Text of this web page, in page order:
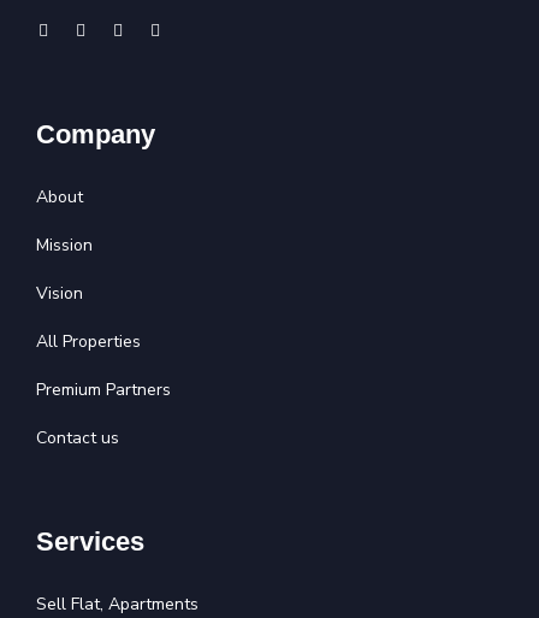
Company
About
Mission
Vision
All Properties
Premium Partners
Contact us
Services
Sell Flat, Apartments